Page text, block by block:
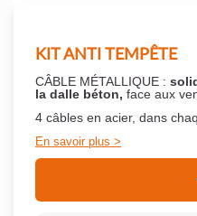
KIT ANTI TEMPÊTE
CÂBLE MÉTALLIQUE :
la dalle béton, face aux
4 câbles en acier, dans
En savoir plus